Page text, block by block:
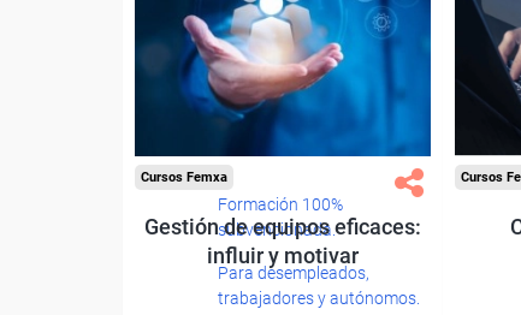
Formación 100%
subvencionada.
Para desempleados,
trabajadores y autónomos.
Cursos Femxa
Gestión de equipos eficaces:
influir y motivar
Cursos